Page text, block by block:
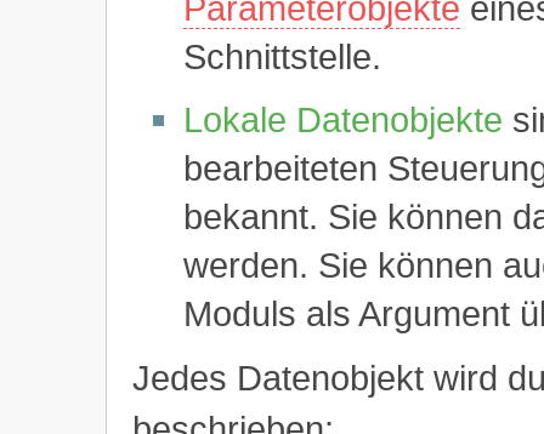
Parameterobjekte
Schnittstelle.
Lokale Datenobjekte
bearbeiteten
bekannt. Sie können
werden. Sie können
Moduls als Argument
Jedes Datenobjekt wird